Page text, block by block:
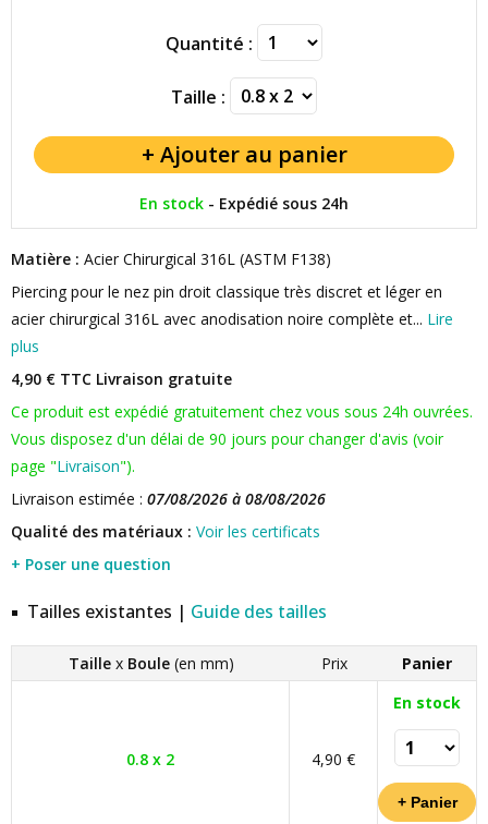
Quantité :
Taille :
En stock - Expédié sous 24h
Matière : Acier Chirurgical 316L (ASTM F138)
Piercing pour le nez pin droit classique très discret et léger en
acier chirurgical 316L avec anodisation noire complète et... Lire
plus
4,90 € TTC Livraison gratuite
Ce produit est expédié gratuitement chez vous sous 24h ouvrées.
Vous disposez d'un délai de 90 jours pour changer d'avis (voir
page "Livraison").
Livraison estimée : 07/08/2026 à 08/08/2026
Qualité des matériaux : Voir les certificats
+ Poser une question
Tailles existantes | Guide des tailles
Taille x Boule (en mm) Prix Panier
0.8 x 2 4,90 €
En stock